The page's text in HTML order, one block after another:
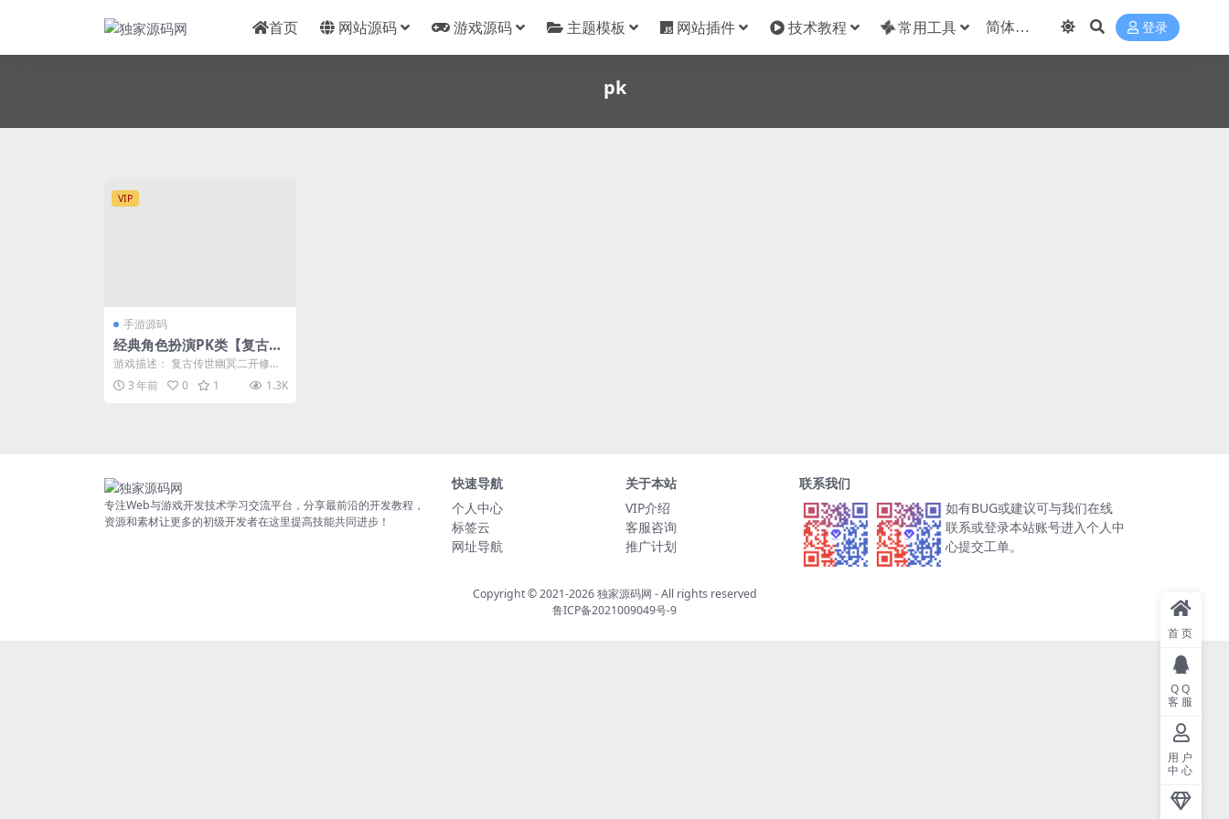
首页 网站源码 游戏源码 主题模板 网站插件 技术教程 常用工具 登录
pk
VIP
手游源码
经典角色扮演PK类【复古传
世幽冥二开修复版】最新打
包Win服务端源码+视频架设
教程+附带假人系统+运营后
游戏描述： 复古传世幽冥二开修复
版_经典角色扮演PK类传奇手游 202
3年5月1...
3 年前 0 1 1.3K
专注Web与游戏开发技术学习交流平台，分享最前沿的开发教程，
资源和素材让更多的初级开发者在这里提高技能共同进步！
快速导航
个人中心
标签云
网址导航
关于本站
VIP介绍
客服咨询
推广计划
联系我们
如有BUG或建议可与我们在线
联系或登录本站账号进入个人中
心提交工单。
Copyright © 2021-2026独家源码网 - All rights reserved
鲁ICP备2021009049号-9
首页
QQ
客服
用户
中心